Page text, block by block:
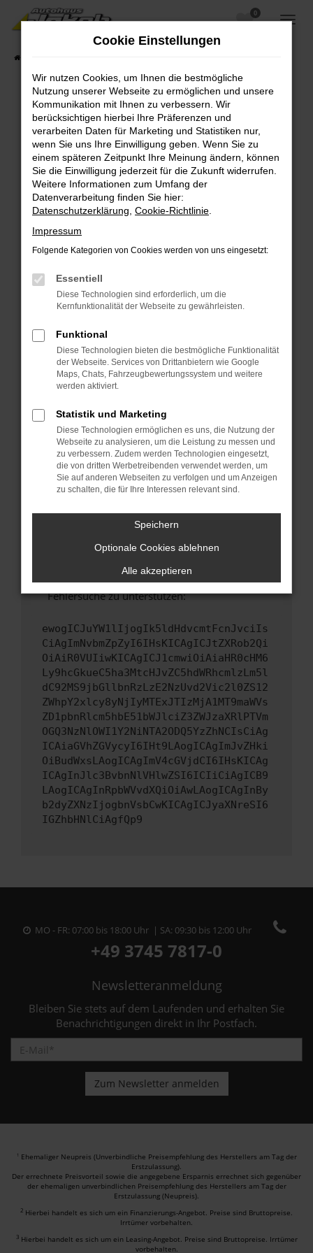
Zum
Hauptinhalt
0
Fehler: Network Error
Beim Laden ist ein Fehler aufgetreten.
Hier sind ein paar Tipps, die dir helfen können:
Überprüfe deine Firewall und deine
Internetverbindung.
Laden andere Webseiten, zum Beispiel deine
Suchmaschine?
Prüfe deine Browsererweiterungen.
Manche Erweiterungen, wie Werbeblocker,
können das Laden bestimmter Seiten
verhindern. Funktioniert die Seite in einem
Fenster?
Starte dein Gerät neu.
Das kann manchmal helfen, vorübergehende
Probleme zu beheben.
Betriebssystem auf dem neuesten Stand
sind.
Veraltete Software birgt nicht nur ein
Sicherheitsrisiko, sondern kann auch dazu
führen, dass bestimmte Funktionen nicht mehr
unterstützt werden.
Wende dich an den Webseitenbetreiber.
Wenn du alle oben genannten Schritte versucht
hast, kontaktiere uns bitte. Wir werden
versuchen, das Problem zu beheben. Du kannst
uns diesen Text schicken, um uns bei der
Fehlersuche zu unterstützen:
ewogICJuYW1lIjogIk5ldHdvcmtFcnJvciIs
CiAgImNvbmZpZyI6IHsKICAgICJtZXRob2Qi
OiAiR0VUIiwKICAgICJ1cmwiOiAiaHR0cHM6
Ly9hcGkueC5ha3MtcHJvZC5hdWRhcmlzLm5l
dC92MS9jbGllbnRzLzE2NzUvd2Vic2l0ZS12
ZWhpY2xlcy8yNjIyMTExJTIzMjA1MT9maWVs
ZD1pbnRlcm5hbE51bWJlciZ3ZWJzaXRlPTVm
OGQ3NzNlOWI1Y2NiNTA2ODQ5YzZhNCIsCiAg
ICAiaGVhZGVycyI6IHt9LAogICAgImJvZHki
OiBudWxsLAogICAgImV4cGVjdCI6IHsKICAg
ICAgInJlc3BvbnNlVHlwZSI6ICIiCiAgICB9
LAogICAgInRpbWVvdXQiOiAwLAogICAgInBy
b2dyZXNzIjogbnVsbCwKICAgICJyaXNreSI6
IGZhbHNlCiAgfQp9
MO - FR: 07:00 bis 18:00 Uhr | SA: 09:30 bis 12:00 Uhr
+49 3745 7817-0
Newsletteranmeldung
Bleiben Sie stets auf dem Laufenden und erhalten Sie
Benachrichtigungen direkt in Ihr Postfach.
1 Ehemaliger Neupreis (Unverbindliche Preisempfehlung des Herstellers am Tag der
Erstzulassung).
Der errechnete Preisvorteil sowie die angegebene Ersparnis errechnet sich gegenüber
der ehemaligen unverbindlichen Preisempfehlung des Herstellers am Tag der
Erstzulassung (Neupreis).
2 Hierbei handelt es sich um ein Finanzierungs-Angebot. Preise sind Bruttopreise.
Irrtümer vorbehalten.
3 Hierbei handelt es sich um ein Leasing-Angebot. Preise sind Bruttopreise. Irrtümer
vorbehalten.
Cookie Einstellungen
Wir nutzen Cookies, um Ihnen die bestmögliche
Nutzung unserer Webseite zu ermöglichen und unsere
Kommunikation mit Ihnen zu verbessern. Wir
berücksichtigen hierbei Ihre Präferenzen und
verarbeiten Daten für Marketing und Statistiken nur,
wenn Sie uns Ihre Einwilligung geben. Wenn Sie zu
einem späteren Zeitpunkt Ihre Meinung ändern, können
Sie die Einwilligung jederzeit für die Zukunft widerrufen.
Weitere Informationen zum Umfang der
Datenverarbeitung finden Sie hier:
Datenschutzerklärung Cookie-Richtlinie
Impressum
Folgende Kategorien von Cookies werden von uns eingesetzt:
Essentiell
Diese Technologien sind erforderlich, um die
Kernfunktionalität der Webseite zu gewährleisten.
Funktional
Diese Technologien bieten die bestmögliche Funktionalität
der Webseite. Services von Drittanbietern wie Google
Maps, Chats, Fahrzeugbewertungssystem und weitere
werden aktiviert.
Statistik und Marketing
Diese Technologien ermöglichen es uns, die Nutzung der
Webseite zu analysieren, um die Leistung zu messen und
zu verbessern. Zudem werden Technologien eingesetzt,
die von dritten Werbetreibenden verwendet werden, um
Sie auf anderen Webseiten zu verfolgen und um Anzeigen
zu schalten, die für Ihre Interessen relevant sind.
Speichern
Optionale Cookies ablehnen
Alle akzeptieren